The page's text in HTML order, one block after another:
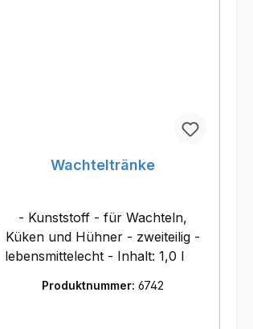
Wachteltränke
- Kunststoff - für Wachteln,
Küken und Hühner - zweiteilig -
Produktnummer: 6742